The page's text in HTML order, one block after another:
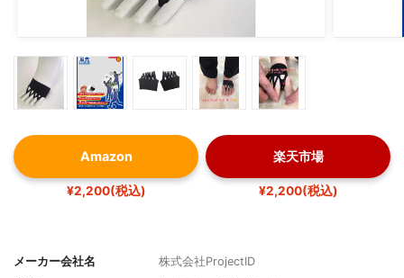
Amazon
¥2,200(税込)
楽天市場
¥2,200(税込)
メーカー会社名
株式会社ProjectID